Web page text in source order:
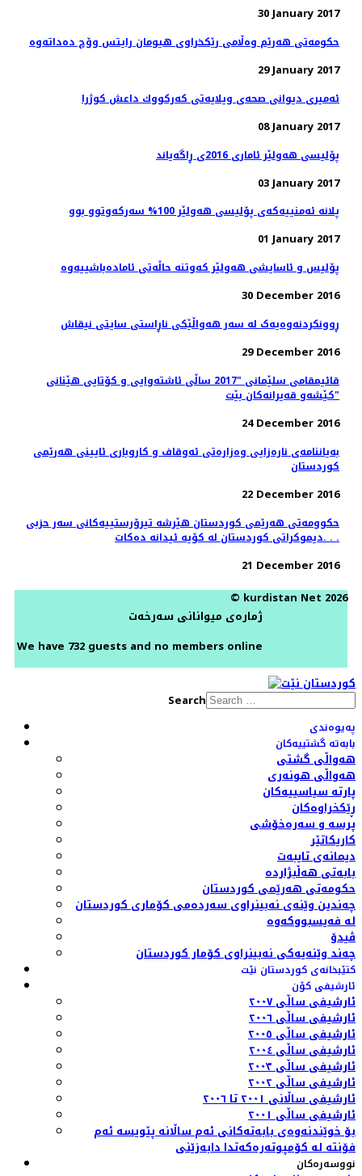
30 January 2017
29 January 2017
ئەمیری دیوانی صحەی ویلایەتی كه‌ركووك داعش کوژرا
08 January 2017
پۆلیسی هەولێر ئاماری 2016ی ڕاگەیاند
03 January 2017
پلانە ئەمنییەكەی پۆلیسی هەولێر 100% سەركەوتوو بوو
01 January 2017
پۆلیس و ئاسایشی هەولێر كەوتنە حاڵەتی ئامادەباشییەوە
30 December 2016
ڕوونکردنەوەیەک لە سەر هەواڵێکی ناڕاستی سایتی نیقاش
29 December 2016
قائیمقامی سلێمانی "2017 ساڵی ئاشته‌وایی و كۆتایی هێنانی
كێشه‌و قه‌یرانه‌كان بێت"
24 December 2016
بەیاننامەی نارەزایی وەزارەتی ئەوقاف و كاروباری ئایینی هەرێمی
كوردستان
22 December 2016
حكوومه‌تى هه‌رێمى كوردستان هێرشە تیرۆرستییه‌کانی سەر حزبی
دیموکراتی کوردستان لە کۆیە ئیدانە دەكات. . .
21 December 2016
© kurdistan Net 2026
ژمارەی میوانانی سەرخەت
We have 732 guests and no members online
Search
پەیوەندی
بابەتە گشتییەکان
هەواڵی گشتی
هەواڵی هونەری
پارتە سیاسییەکان
ڕێکخراوەکان
پرسە و سەرەخۆشی
کاریکاتێر
دیمانەی تایبەت
بابەتی هەڵبژاردە
حکومەتی هەرێمی کوردستان
چەندین وێنەی نەبینراوی سەردەمی کۆماری کوردستان
لە فەیسبووکەوە
ڤیدۆ
چەند وێنەیەکی نەبینراوی کۆمار کوردستان
کتێبخانەی کوردستان نێت
ئارشیفی کۆن
ئارشیفی ساڵی ٢٠٠٧
ئارشیفی ساڵی ٢٠٠٦
ئارشیفی ساڵی ٢٠٠٥
ئارشیفی ساڵی ٢٠٠٤
ئارشیفی ساڵی ٢٠٠٣
ئارشیفی ساڵی ٢٠٠٢
ئارشیفی ساڵانی ٢٠٠١ تا ٢٠٠٦
ئارشیفی ساڵی ٢٠٠١
بۆ خوێندنەوەی بابەتەکانی ئەم ساڵانە پێویسە ئەم
فۆنتە لە کۆمپوتەرەکەتدا دابەزێنی
نووسەرەکان